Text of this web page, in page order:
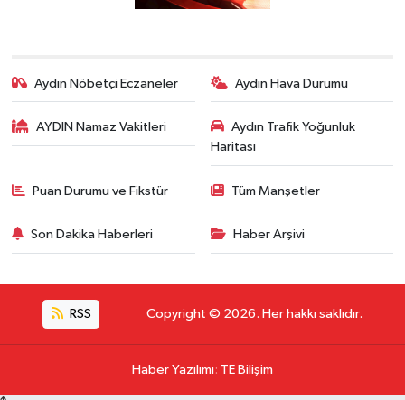
Aydın Nöbetçi Eczaneler Aydın Hava Durumu
AYDIN Namaz Vakitleri
Aydın Trafik Yoğunluk
Haritası
Puan Durumu ve Fikstür Tüm Manşetler
Son Dakika Haberleri Haber Arşivi
RSS Copyright © 2026. Her hakkı saklıdır.
Haber Yazılımı: TE Bilişim